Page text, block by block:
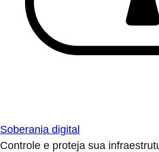
Soberania digital
Controle e proteja sua